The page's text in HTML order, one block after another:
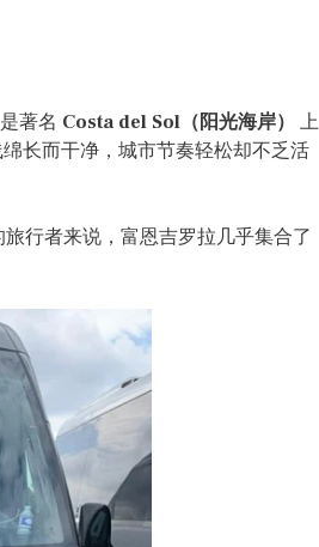
著名 Costa del Sol（阳光海岸）
上
长而干净，城市节奏轻松却不乏活
旅行者来说，富恩吉罗拉几乎集合了